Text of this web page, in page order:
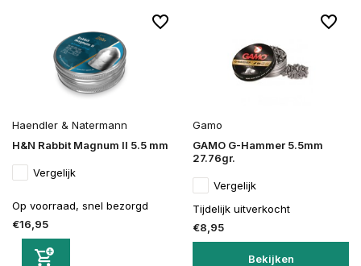
Haendler & Natermann
H&N Rabbit Magnum II 5.5 mm
Vergelijk
Op voorraad, snel bezorgd
€16,95
Gamo
GAMO G-Hammer 5.5mm
27.76gr.
Vergelijk
Tijdelijk uitverkocht
€8,95
Bekijken